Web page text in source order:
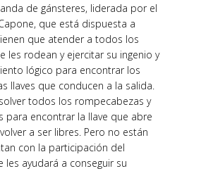
de gánsteres, liderada por el
que está dispuesta a
que atender a todos los
les rodean y ejercitar su ingenio y
lógico para encontrar los
llaves que conducen a la salida.
todos los rompecabezas y
para encontrar la llave que abre
a ser libres. Pero no están
con la participación del
les ayudará a conseguir su